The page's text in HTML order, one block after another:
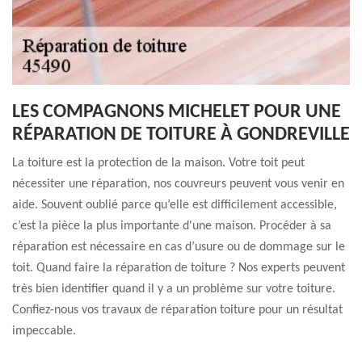
LES COMPAGNONS MICHELET POUR UNE
RÉPARATION DE TOITURE À GONDREVILLE
La toiture est la protection de la maison. Votre toit peut
nécessiter une réparation, nos couvreurs peuvent vous venir en
aide. Souvent oublié parce qu’elle est difficilement accessible,
c’est la pièce la plus importante d'une maison. Procéder à sa
réparation est nécessaire en cas d’usure ou de dommage sur le
toit. Quand faire la réparation de toiture ? Nos experts peuvent
très bien identifier quand il y a un problème sur votre toiture.
Confiez-nous vos travaux de réparation toiture pour un résultat
impeccable.